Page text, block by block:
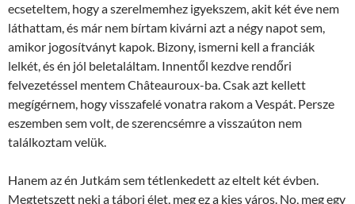
ecseteltem, hogy a szerelmemhez igyekszem, akit két éve nem
láthattam, és már nem bírtam kivárni azt a négy napot sem,
amikor jogosítványt kapok. Bizony, ismerni kell a franciák
lelkét, és én jól beletaláltam. Innentől kezdve rendőri
felvezetéssel mentem Châteauroux-ba. Csak azt kellett
megígérnem, hogy visszafelé vonatra rakom a Vespát. Persze
eszemben sem volt, de szerencsémre a visszaúton nem
találkoztam velük.
Hanem az én Jutkám sem tétlenkedett az eltelt két évben.
Megtetszett neki a tábori élet, meg ez a kies város. No, meg egy